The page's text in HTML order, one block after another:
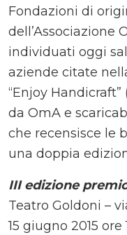
Fondazioni di
dell’Associazione
individuati oggi
aziende citate
“Enjoy
da OmA e
che recensisce le
una doppia
III edizione
Teatro Goldoni –
15 giugno 2015 ore